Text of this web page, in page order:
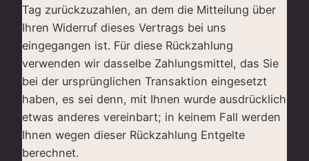
Tag zurückzuzahlen, an dem die Mitteilung über
Ihren Widerruf dieses Vertrags bei uns
eingegangen ist. Für diese Rückzahlung
verwenden wir dasselbe Zahlungsmittel, das Sie
bei der ursprünglichen Transaktion eingesetzt
haben, es sei denn, mit Ihnen wurde ausdrücklich
etwas anderes vereinbart; in keinem Fall werden
Ihnen wegen dieser Rückzahlung Entgelte
berechnet.